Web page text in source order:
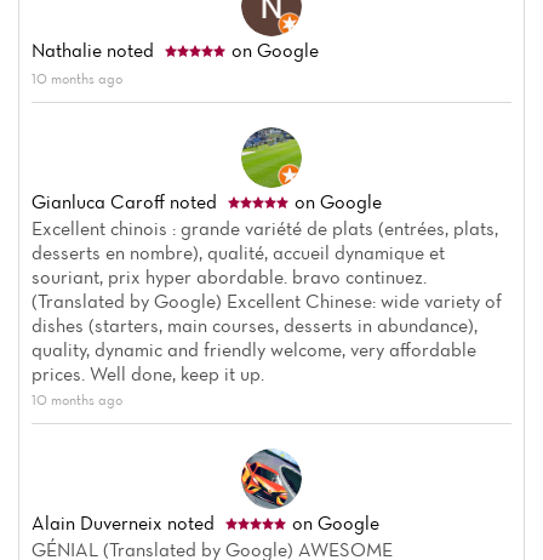
Nathalie noted on Google
10 months ago
Gianluca Caroff noted
on Google
Excellent chinois : grande variété de plats (entrées, plats,
desserts en nombre), qualité, accueil dynamique et
souriant, prix hyper abordable. bravo continuez.
(Translated by Google) Excellent Chinese: wide variety of
dishes (starters, main courses, desserts in abundance),
quality, dynamic and friendly welcome, very affordable
prices. Well done, keep it up.
10 months ago
Alain Duverneix noted
on Google
GÉNIAL (Translated by Google) AWESOME